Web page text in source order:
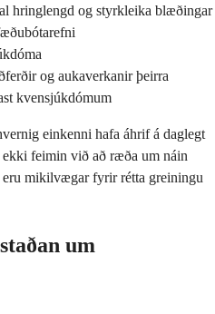
hringlengd og styrkleika blæðingar
og aukaverkanir þeirra
kvensjúkdómum
einkenni hafa áhrif á daglegt
feimin við að ræða um náin
eru mikilvægar fyrir rétta greiningu
um